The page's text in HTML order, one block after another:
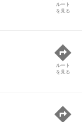
ルート
を見る
ルート
を見る